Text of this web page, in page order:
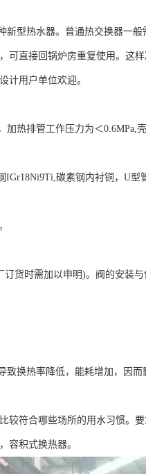
型热水器。普通热交换器一
直接回锅炉房重复使用。这
计用户单位欢迎。
热排管工作压力为＜0.6MPa,
碳素钢内衬铜，U型
货时需加以申明)。阀的安装
换热率降低，能耗增加，因
较符合哪些场所的用水习惯。
容积式换热器。